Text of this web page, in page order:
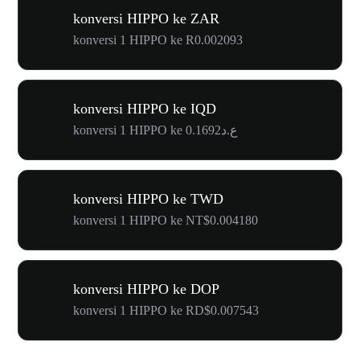
konversi HIPPO ke ZAR
konversi 1 HIPPO ke R0.002093
konversi HIPPO ke IQD
konversi 1 HIPPO ke ع.د0.1692
konversi HIPPO ke TWD
konversi 1 HIPPO ke NT$0.004180
konversi HIPPO ke DOP
konversi 1 HIPPO ke RD$0.007543